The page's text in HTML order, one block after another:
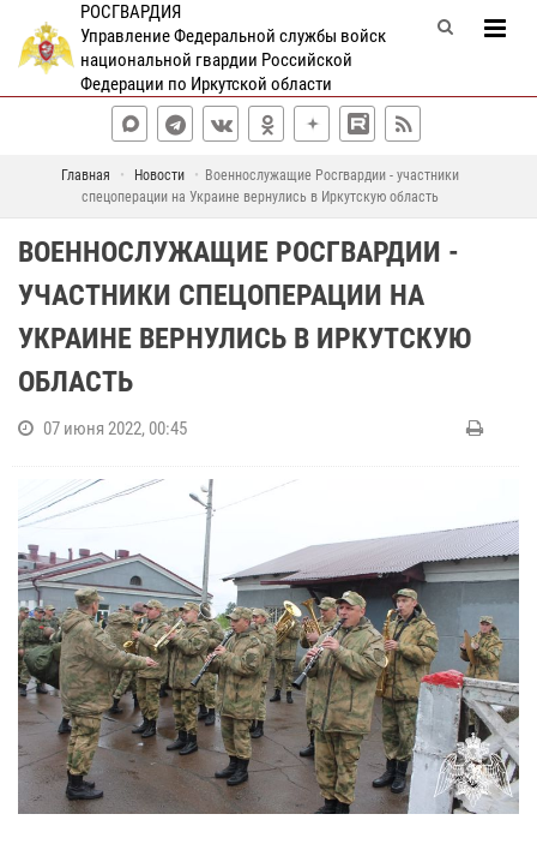
РОСГВАРДИЯ
Управление Федеральной службы войск
национальной гвардии Российской
Федерации по Иркутской области
Главная Новости
Военнослужащие Росгвардии - участники
спецоперации на Украине вернулись в Иркутскую область
ВОЕННОСЛУЖАЩИЕ РОСГВАРДИИ -
УЧАСТНИКИ СПЕЦОПЕРАЦИИ НА
УКРАИНЕ ВЕРНУЛИСЬ В ИРКУТСКУЮ
ОБЛАСТЬ
07 июня 2022, 00:45